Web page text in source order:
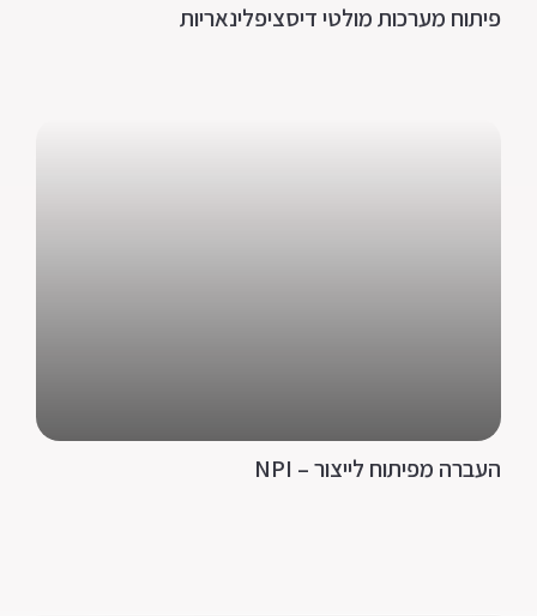
פיתוח מערכות מולטי דיסציפלינאריות
העברה מפיתוח לייצור – NPI